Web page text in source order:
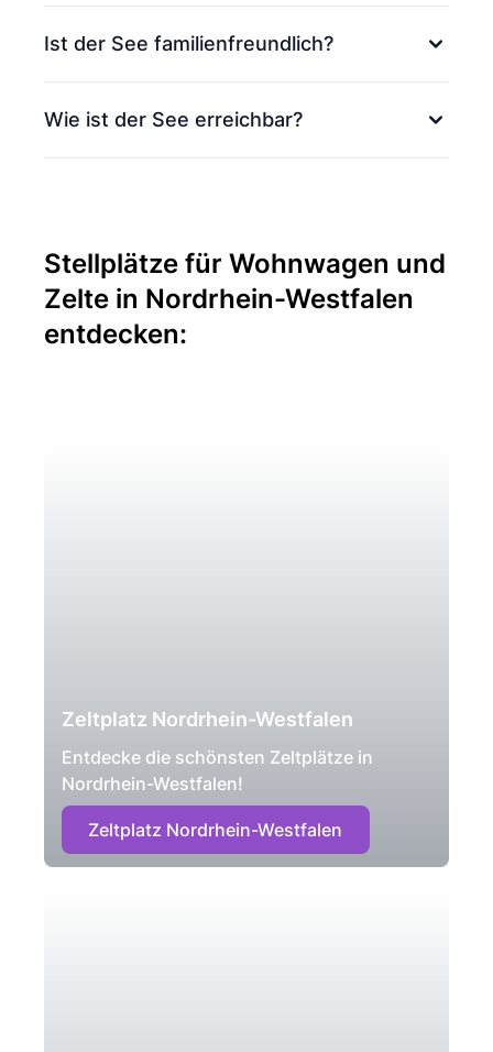
Ist der See familienfreundlich?
Wie ist der See erreichbar?
Stellplätze für Wohnwagen und
Zelte in Nordrhein-Westfalen
entdecken:
Zeltplatz Nordrhein-Westfalen
Entdecke die schönsten Zeltplätze in
Nordrhein-Westfalen!
Zeltplatz Nordrhein-Westfalen